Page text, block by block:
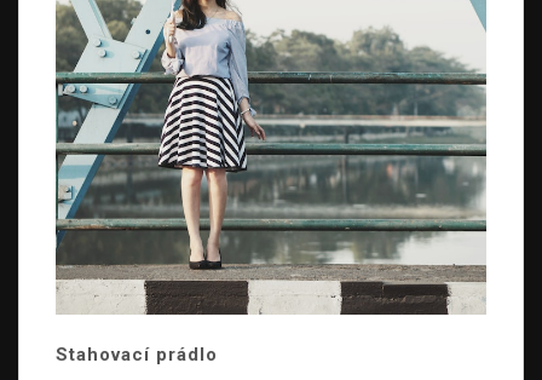
Stahovací prádlo